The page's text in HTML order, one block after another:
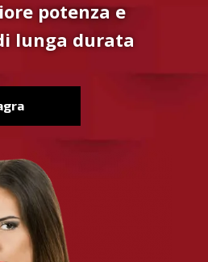
potenza e
lunga durata